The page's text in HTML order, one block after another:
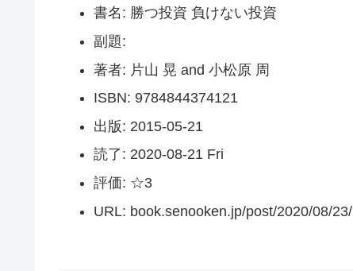
書名: 勝つ投資 負けない投資
副題:
著者: 片山 晃 and 小松原 周
ISBN: 9784844374121
出版: 2015-05-21
読了: 2020-08-21 Fri
評価: ☆3
URL: book.senooken.jp/post/2020/08/23/